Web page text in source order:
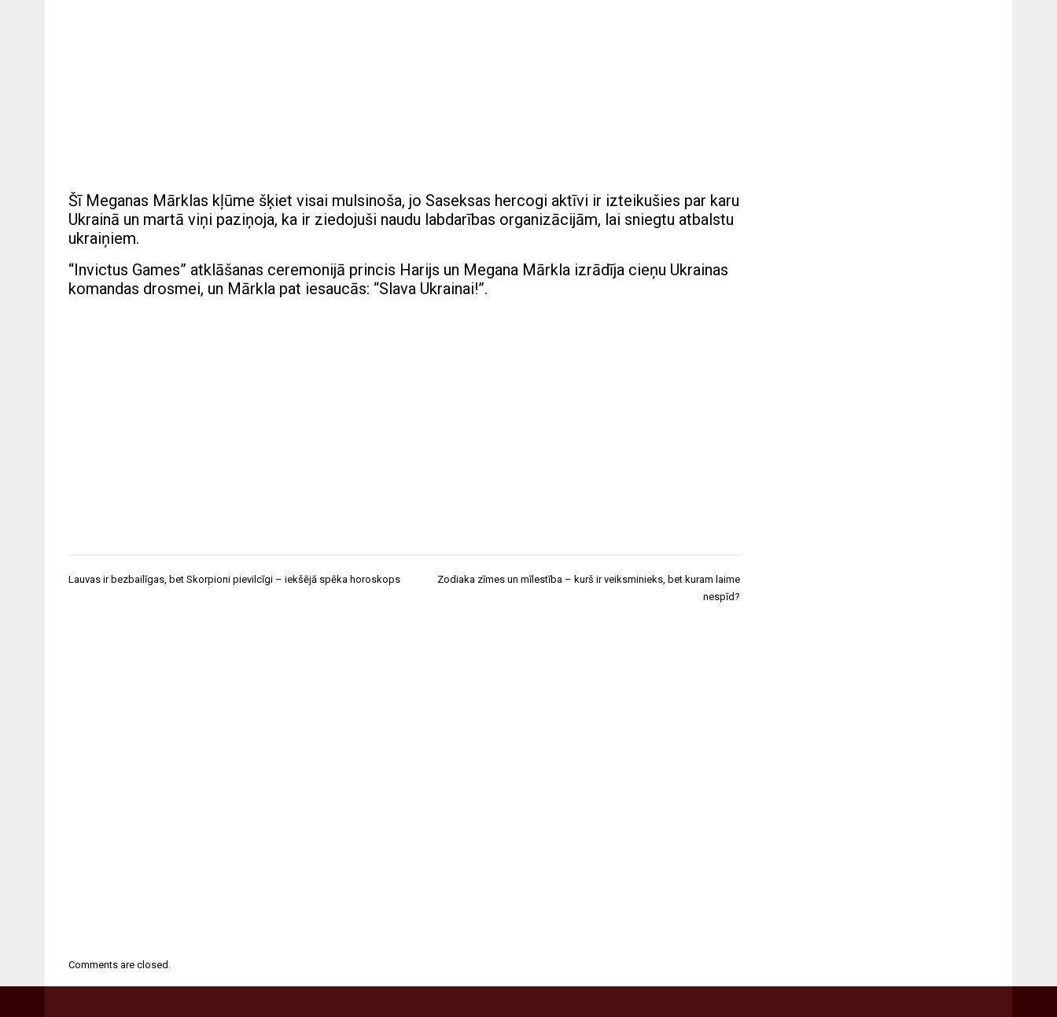
Šī Meganas Mārklas kļūme šķiet visai mulsinoša, jo Saseksas hercogi aktīvi ir izteikušies par karu
Ukrainā un martā viņi paziņoja, ka ir ziedojuši naudu labdarības organizācijām, lai sniegtu atbalstu
ukraiņiem.
“Invictus Games” atklāšanas ceremonijā princis Harijs un Megana Mārkla izrādīja cieņu Ukrainas
komandas drosmei, un Mārkla pat iesaucās: “Slava Ukrainai!”.
Ziņu
Lauvas ir bezbailīgas, bet Skorpioni pievilcīgi – iekšējā spēka horoskops
Zodiaka zīmes un mīlestība – kurš ir veiksminieks, bet kuram laime
nespīd?
Comments are closed.